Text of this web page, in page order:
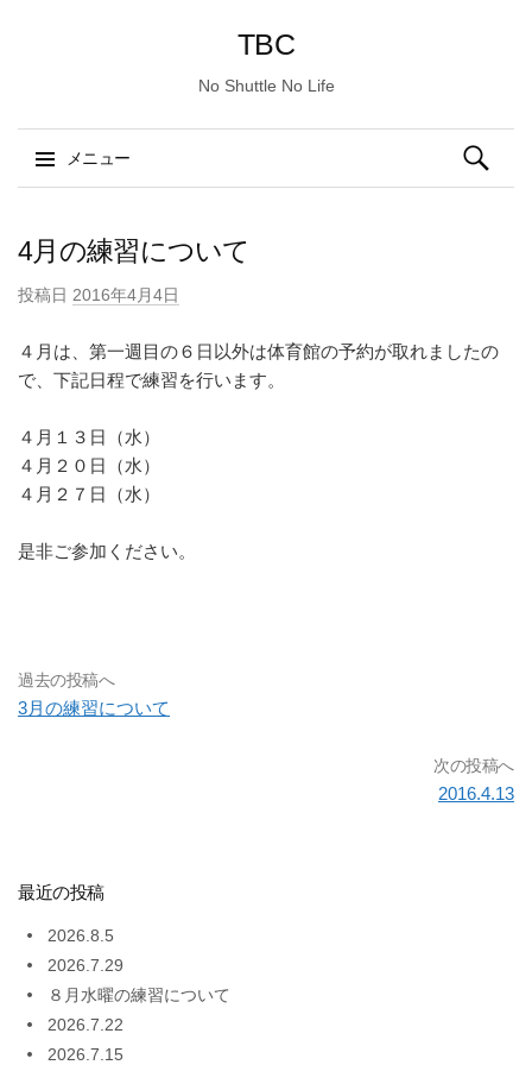
TBC
No Shuttle No Life
メニュー
ン
ン
へ
ス
ッ
プ
検
索:
4月の練習について
投稿日 2016年4月4日
４月は、第一週目の６日以外は体育館の予約が取れましたの
で、下記日程で練習を行います。
４月１３日（水）
４月２０日（水）
４月２７日（水）
是非ご参加ください。
過去の投稿へ
3月の練習について
次の投稿へ
2016.4.13
最近の投稿
2026.8.5
2026.7.29
８月水曜の練習について
2026.7.22
2026.7.15